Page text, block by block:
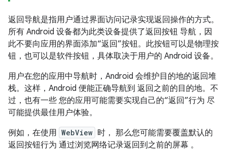
返回导航是指用户通过界面访问记录实现返回操作的方式。
所有 Android 设备都为此类设备提供了返回按钮 导航，因
此不要向应用的界面添加“返回”按钮。此按钮可以是物理按
钮，也可以是软件按钮，具体取决于用户的 Android 设备。
用户在您的应用中导航时，Android 会维护目的地的返回堆
栈。 这样，Android 便能正确导航到 返回之前的目的地。不
过，也有一些 您的应用可能需要实现自己的“返回”行为 尽
可能提供最佳用户体验。
例如，在使用 WebView 时， 那么您可能需要覆盖默认的
返回按钮行为 通过浏览网络记录返回到之前的屏幕 。